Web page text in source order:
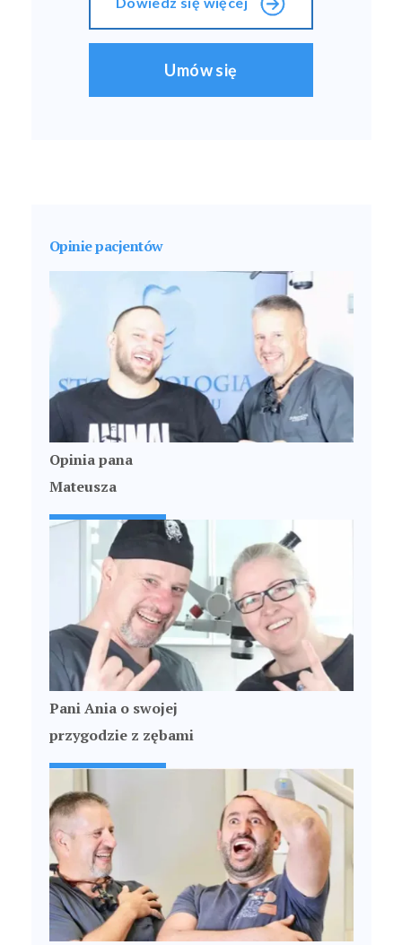
Umów się
Opinie pacjentów
Opinia pana
Mateusza
Pani Ania o swojej
przygodzie z zębami